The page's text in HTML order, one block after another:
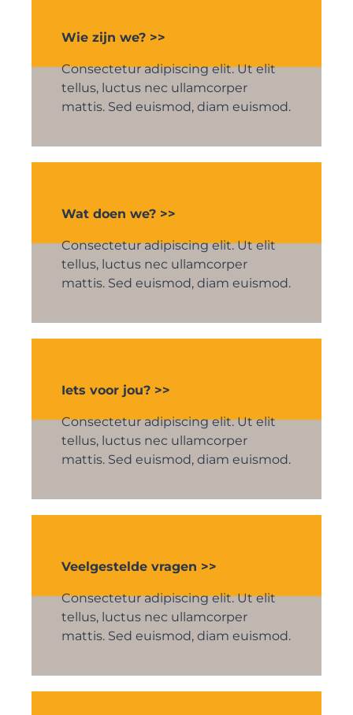
Wie zijn we? >>
Consectetur adipiscing elit. Ut elit
tellus, luctus nec ullamcorper
mattis. Sed euismod, diam euismod.
Wat doen we? >>
Consectetur adipiscing elit. Ut elit
tellus, luctus nec ullamcorper
mattis. Sed euismod, diam euismod.
Iets voor jou? >>
Consectetur adipiscing elit. Ut elit
tellus, luctus nec ullamcorper
mattis. Sed euismod, diam euismod.
Veelgestelde vragen >>
Consectetur adipiscing elit. Ut elit
tellus, luctus nec ullamcorper
mattis. Sed euismod, diam euismod.